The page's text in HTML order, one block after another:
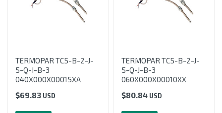
TERMOPAR TC5-B-2-J-
5-Q-I-B-3
040X000X00015XA
$69.83 USD
TERMOPAR TC5-B-2-J-
5-Q-J-B-3
060X000X00010XX
$80.84 USD